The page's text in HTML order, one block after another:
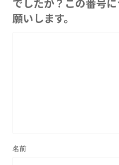
願いします。
名前